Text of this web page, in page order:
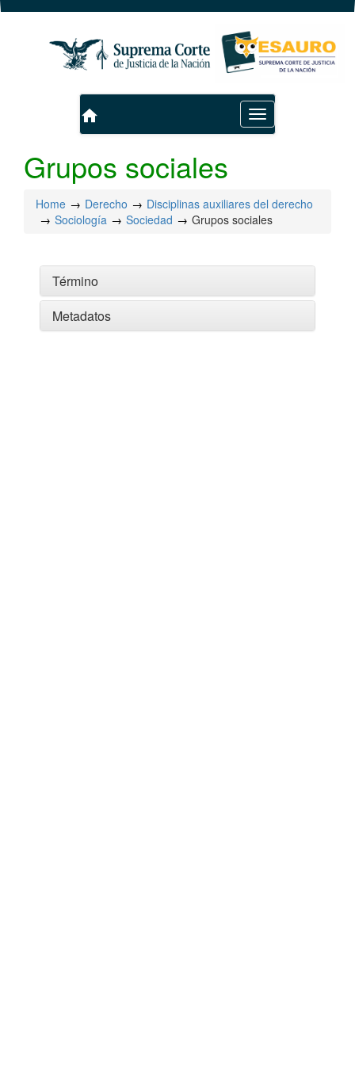
Toggle
navigation
home
Grupos sociales
Home Derecho
Disciplinas auxiliares del derecho
Sociología
Sociedad Grupos sociales
Término
Metadatos